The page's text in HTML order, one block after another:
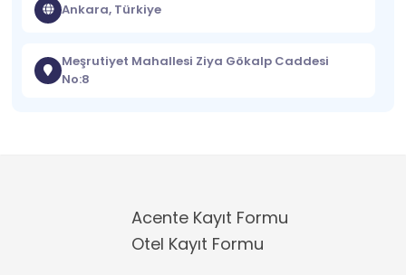
Ankara, Türkiye
Meşrutiyet Mahallesi Ziya Gökalp Caddesi
No:8
Acente Kayıt Formu
Otel Kayıt Formu